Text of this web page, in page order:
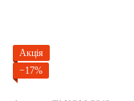
Акція
−17%